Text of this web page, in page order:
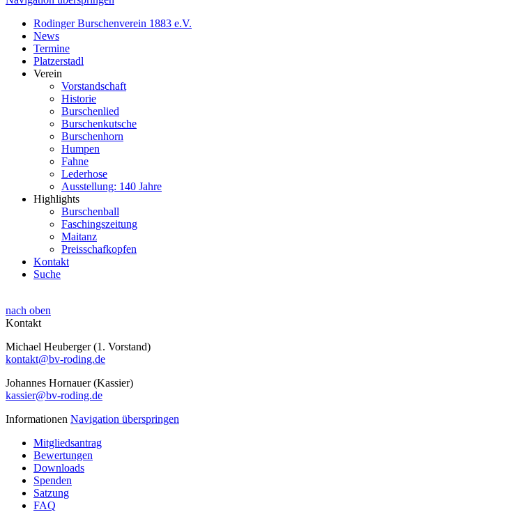
Rodinger Burschenverein 1883 e.V.
News
Termine
Platzerstadl
Verein
Vorstandschaft
Historie
Burschenlied
Burschenkutsche
Burschenhorn
Humpen
Fahne
Lederhose
Ausstellung: 140 Jahre
Highlights
Burschenball
Faschingszeitung
Maitanz
Preisschafkopfen
Kontakt
Suche
nach oben
Kontakt
Michael Heuberger (1. Vorstand)
kontakt@bv-roding.de
Johannes Hornauer (Kassier)
kassier@bv-roding.de
Informationen Navigation überspringen
Mitgliedsantrag
Bewertungen
Downloads
Spenden
Satzung
FAQ